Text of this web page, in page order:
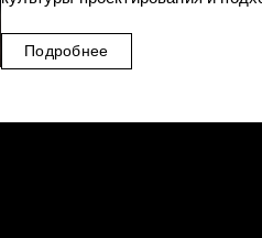
Подробнее